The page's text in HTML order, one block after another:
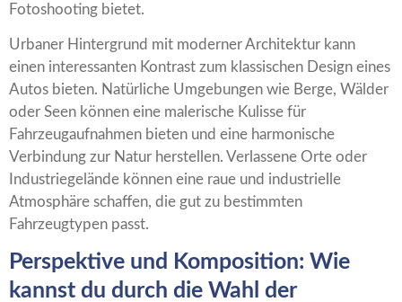
Fotoshooting bietet.
Urbaner Hintergrund mit moderner Architektur kann
einen interessanten Kontrast zum klassischen Design eines
Autos bieten. Natürliche Umgebungen wie Berge, Wälder
oder Seen können eine malerische Kulisse für
Fahrzeugaufnahmen bieten und eine harmonische
Verbindung zur Natur herstellen. Verlassene Orte oder
Industriegelände können eine raue und industrielle
Atmosphäre schaffen, die gut zu bestimmten
Fahrzeugtypen passt.
Perspektive und Komposition: Wie
kannst du durch die Wahl der